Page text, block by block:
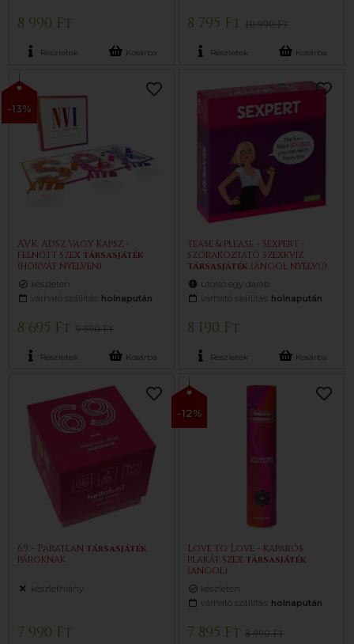
8 990 Ft
Részletek Kosárba
8 795 Ft10 990 Ft
Részletek Kosárba
-13%
AVK: Adsz Vagy Kapsz -
felnőtt szex társasjáték
(horvát nyelven)
készleten
várható szállítás: holnapután
8 695 Ft9 990 Ft
Részletek Kosárba
tease & please - Sexpert -
szórakoztató szexkvíz
társasjáték (angol nyelvű)
utolsó egy darab
várható szállítás: holnapután
8 190 Ft
Részletek Kosárba
69 - Páratlan társasjáték
pároknak
készlethiány
7 990 Ft
-12%
Love to Love - kaparós
plakát szex társasjáték
(angol)
készleten
várható szállítás: holnapután
7 895 Ft8 990 Ft